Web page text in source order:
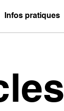
Infos pratiques